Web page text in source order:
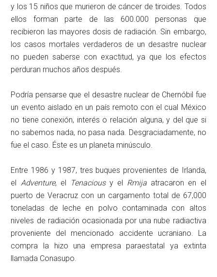
y los 15 niños que murieron de cáncer de tiroides. Todos
ellos forman parte de las 600.000 personas que
recibieron las mayores dosis de radiación. Sin embargo,
los casos mortales verdaderos de un desastre nuclear
no pueden saberse con exactitud, ya que los efectos
perduran muchos años después.
Podría pensarse que el desastre nuclear de Chernóbil fue
un evento aislado en un país remoto con el cual México
no tiene conexión, interés o relación alguna, y del que si
no sabemos nada, no pasa nada. Desgraciadamente, no
fue el caso. Éste es un planeta minúsculo.
Entre 1986 y 1987, tres buques provenientes de Irlanda,
el Adventure, el Tenaciousy el Rmija atracaron en el
puerto de Veracruz con un cargamento total de 67,000
toneladas de leche en polvo contaminada con altos
niveles de radiación ocasionada por una nube radiactiva
proveniente del mencionado accidente ucraniano. La
compra la hizo una empresa paraestatal ya extinta
llamada Conasupo.